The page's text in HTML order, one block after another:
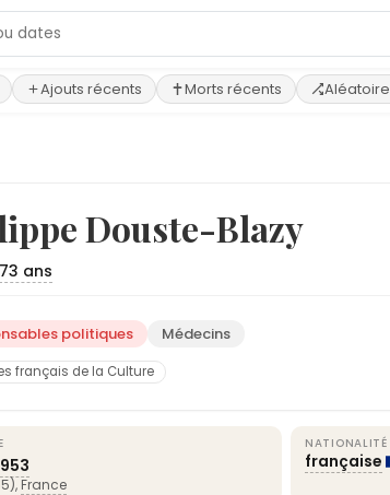
Ajouts récents Morts récents Aléatoire
Douste-Blazy
73 ans
politiques Médecins
français de la Culture
France
NATIONALITÉ
française